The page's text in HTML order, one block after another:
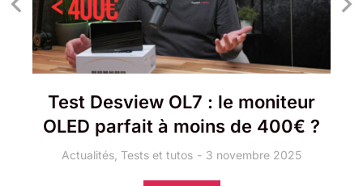
Test Desview OL7 : le moniteur
OLED parfait à moins de 400€ ?
Actualités Tests et tutos 3 novembre 2025